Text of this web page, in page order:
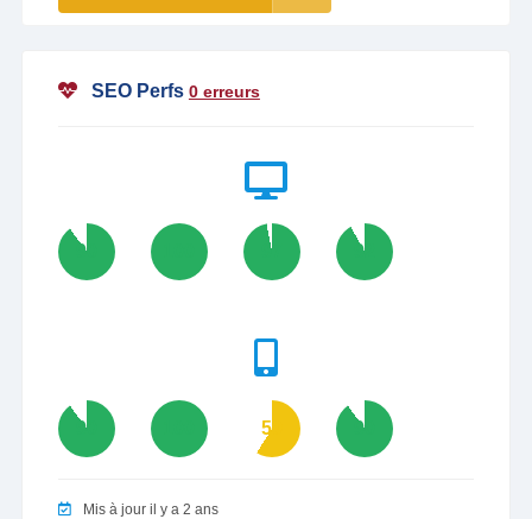
SEO Perfs 0 erreurs
90 97 92
90 59 90
Mis à jour il y a 2 ans